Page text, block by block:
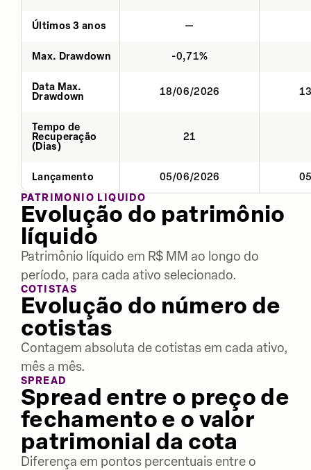
Últimos 3 anos —
Max. Drawdown -0,71%
Data Max.
Drawdown
18/06/2026
Tempo de
Recuperação
(Dias)
21
Lançamento 05/06/2026
PATRIMÔNIO LÍQUIDO
Evolução do patrimônio
líquido
Patrimônio líquido em R$ MM ao longo do
período, para cada ativo selecionado.
COTISTAS
Evolução do número de
cotistas
Contagem absoluta de cotistas em cada ativo,
mês a mês.
SPREAD
Spread entre o preço de
fechamento e o valor
patrimonial da cota
Diferença em pontos percentuais entre o